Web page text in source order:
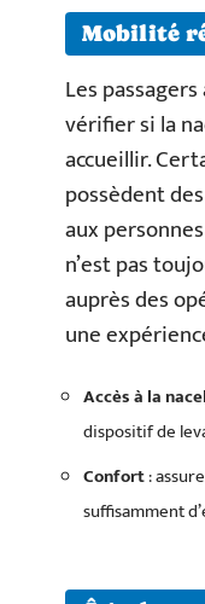
Mobilité
Les
vérifier si la
accueillir.
possèdent
aux
n’est pas
auprès des
une
Accès à la
dispositif de
Confort:
suffisamment